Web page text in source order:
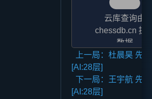
云库查询由
chessdb.cn 提
数据
AI支招,云库应
二者的评分表
法相差2至3倍,
上一局：杜晨昊 先
[AI:28层]
下一局：王宇航 先
[AI:28层]